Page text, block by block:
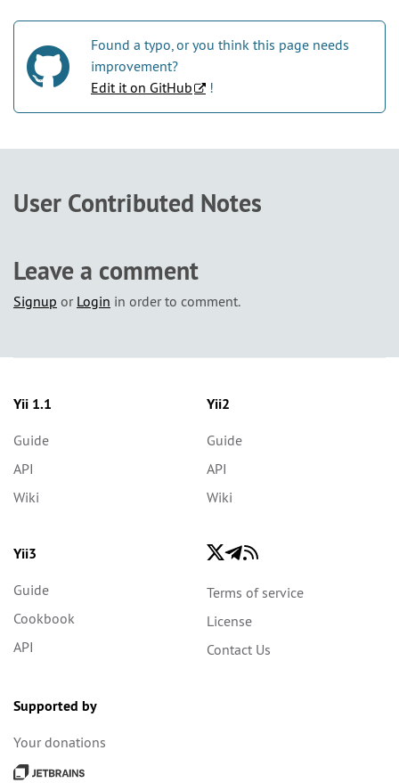
Found a typo, or you think this page needs
improvement?
Edit it on GitHub
!
User Contributed Notes
Leave a comment
Signup or Login in order to comment.
Yii 1.1
Guide
API
Wiki
Yii2
Guide
API
Wiki
Yii3
Guide
Cookbook
API
Terms of service
License
Contact Us
Supported by
Your donations